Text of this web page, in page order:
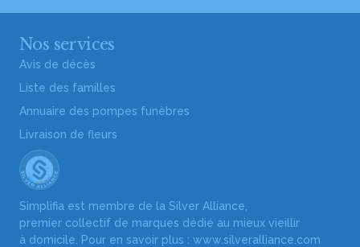
Nos services
Avis de décès
Liste des familles
Annuaire des pompes funèbres
Livraison de fleurs
Simplifia est membre de la Silver Alliance,
premier collectif de marques dédié au mieux vieillir
à domicile. Pour en savoir plus : www.silveralliance.com